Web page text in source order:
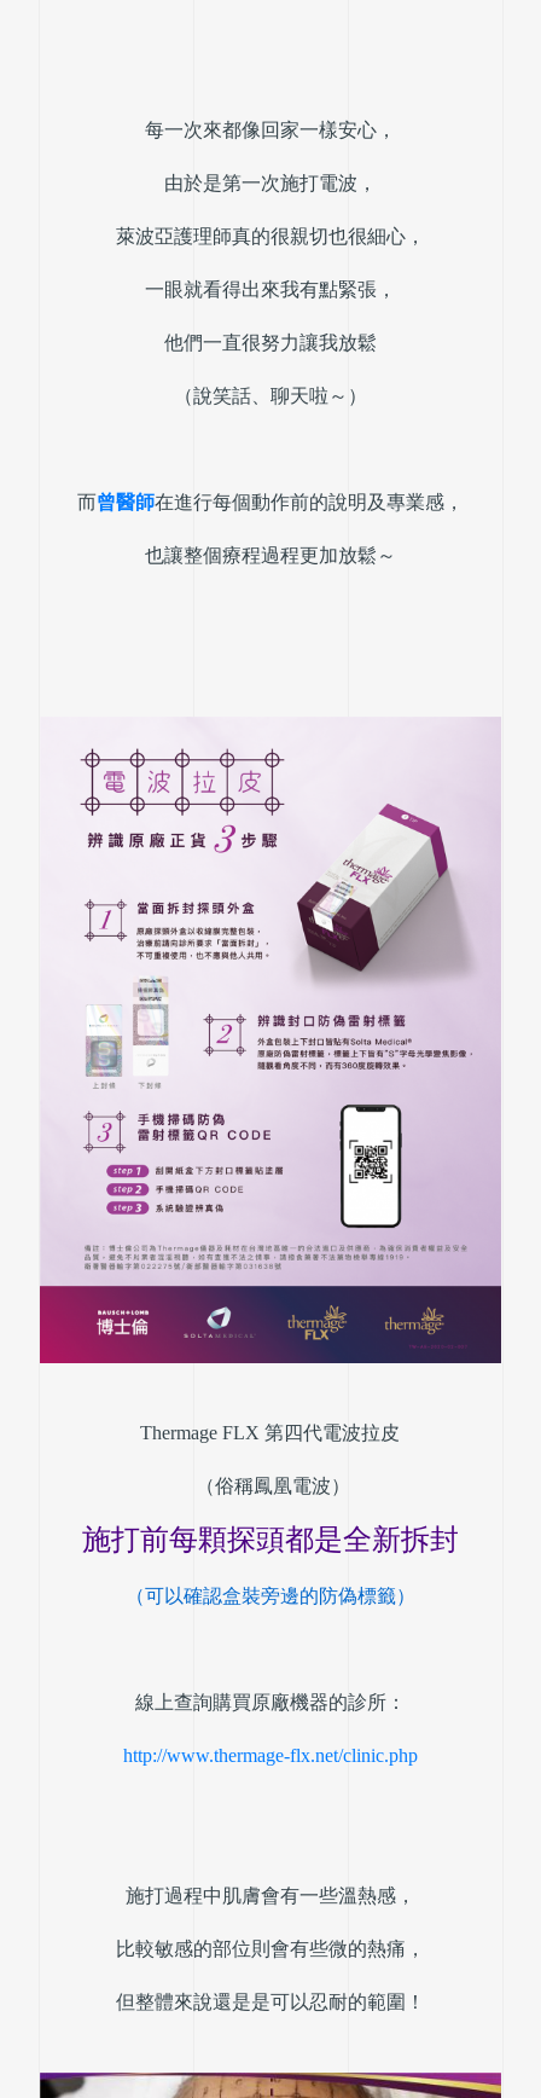
每一次來都像回家一樣安心，
由於是第一次施打電波，
萊波亞護理師真的很親切也很細心，
一眼就看得出來我有點緊張，
他們一直很努力讓我放鬆
（說笑話、聊天啦～）
而曾醫師在進行每個動作前的說明及專業感，
也讓整個療程過程更加放鬆～
Thermage FLX 第四代電波拉皮
（俗稱鳳凰電波）
施打前每顆探頭都是全新拆封
（可以確認盒裝旁邊的防偽標籤）
線上查詢購買原廠機器的診所：
http://www.thermage-flx.net/clinic.php
施打過程中肌膚會有一些溫熱感，
比較敏感的部位則會有些微的熱痛，
但整體來說還是是可以忍耐的範圍！